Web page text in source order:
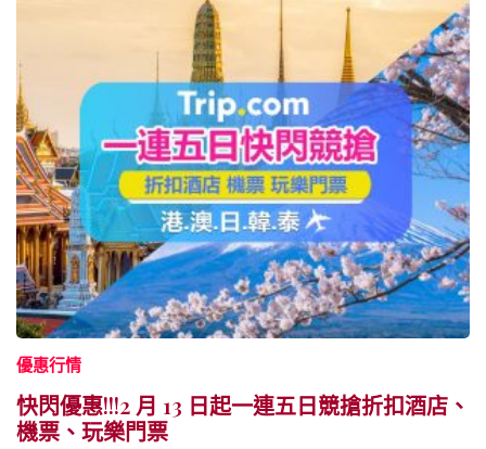
優惠行情
快閃優惠!!!2 月 13 日起一連五日競搶折扣酒店、
機票、玩樂門票